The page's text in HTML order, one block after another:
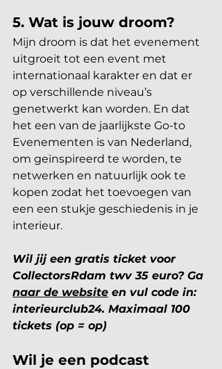
5. Wat is jouw droom?
Mijn droom is dat het evenement
uitgroeit tot een event met
internationaal karakter en dat er
op verschillende niveau’s
genetwerkt kan worden. En dat
het een van de jaarlijkste Go-to
Evenementen is van Nederland,
om geïnspireerd te worden, te
netwerken en natuurlijk ook te
kopen zodat het toevoegen van
een een stukje geschiedenis in je
interieur.
Wil jij een gratis ticket voor
CollectorsRdam twv 35 euro? Ga
naar de website en vul code in:
interieurclub24. Maximaal 100
tickets (op = op)
Wil je een podcast